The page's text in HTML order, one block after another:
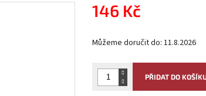
146 Kč
cena:
Můžeme doručit do: 11.8.2026
PŘIDAT DO